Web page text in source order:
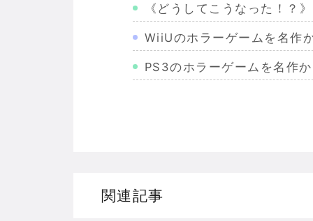
《どうしてこうなった！？
WiiUのホラーゲームを名作
PS3のホラーゲームを名作
関連記事